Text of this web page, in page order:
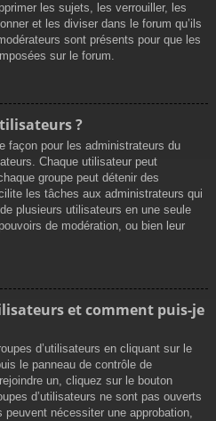
les sujets, les verrouiller, les
et les diviser dans le forum qu’ils
sont présents pour que les
sur le forum.
?
façon pour les administrateurs du
Chaque utilisateur peut
groupe peut détenir des
les tâches aux administrateurs qui
plusieurs utilisateurs en une seule
de modération, ou bien leur
et comment puis-je
d’utilisateurs en cliquant sur le
le panneau de contrôle de
un, cliquez sur le bouton
d’utilisateurs ne sont pas ouverts
nécessiter une approbation,